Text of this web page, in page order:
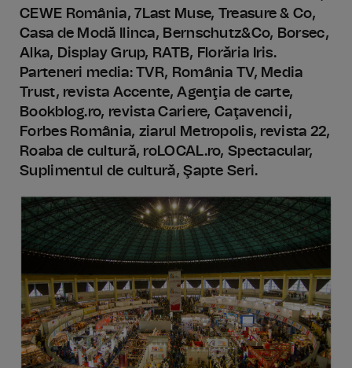
CEWE România, 7Last Muse, Treasure & Co,
Casa de Modă Ilinca, Bernschutz&Co, Borsec,
Alka, Display Grup, RATB, Florăria Iris.
Parteneri media: TVR, România TV, Media
Trust, revista Accente, Agenţia de carte,
Bookblog.ro, revista Cariere, Caţavencii,
Forbes România, ziarul Metropolis, revista 22,
Roaba de cultură, roLOCAL.ro, Spectacular,
Suplimentul de cultură, Şapte Seri.